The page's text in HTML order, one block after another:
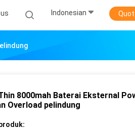
Indonesian
8000mah Baterai Eksternal
Overload pelindung